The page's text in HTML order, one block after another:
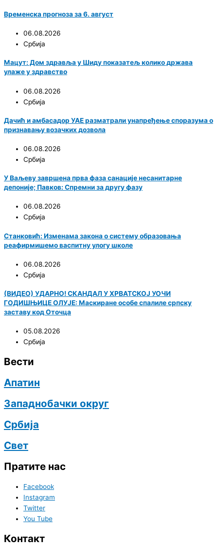
Временска прогноза за 6. август
06.08.2026
Србија
Мацут: Дом здравља у Шиду показатељ колико држава
улаже у здравство
06.08.2026
Србија
Дачић и амбасадор УАЕ разматрали унапређење споразума о
признавању возачких дозвола
06.08.2026
Србија
У Ваљеву завршена прва фаза санације несанитарне
депоније; Павков: Спремни за другу фазу
06.08.2026
Србија
Станковић: Изменама закона о систему образовања
реафирмишемо васпитну улогу школе
06.08.2026
Србија
(ВИДЕО) УДАРНО! СКАНДАЛ У ХРВАТСКОЈ УОЧИ
ГОДИШЊИЦЕ ОЛУЈЕ: Маскиране особе спалиле српску
заставу код Оточца
05.08.2026
Србија
Вести
Апатин
Западнобачки округ
Србија
Свет
Пратите нас
Facebook
Instagram
Twitter
You Tube
Контакт